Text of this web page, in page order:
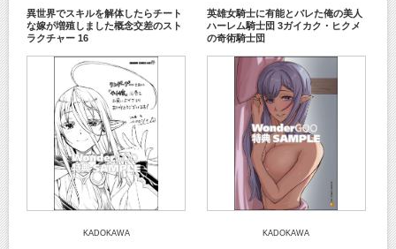
異世界でスキルを解体したらチート
な嫁が増殖しました概念交差のスト
ラクチャー 16
KADOKAWA
英雄女騎士に有能とバレた俺の美人
ハーレム騎士団 3ガイカク・ヒクメ
の奇術騎士団
KADOKAWA